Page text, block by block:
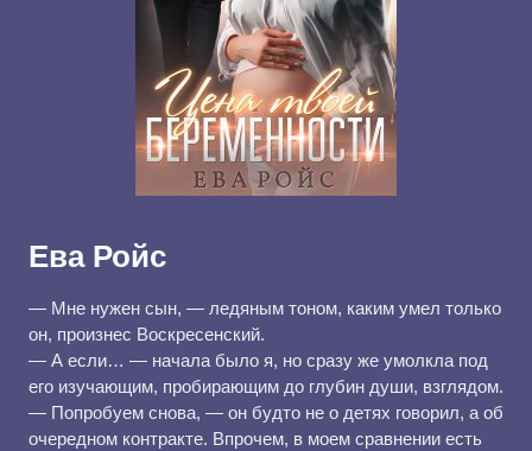
Ева Ройс
— Мне нужен сын, — ледяным тоном, каким умел только
он, произнес Воскресенский.
— А если… — начала было я, но сразу же умолкла под
его изучающим, пробирающим до глубин души, взглядом.
— Попробуем снова, — он будто не о детях говорил, а об
очередном контракте. Впрочем, в моем сравнении есть